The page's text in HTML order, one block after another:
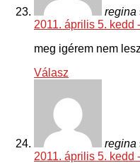
regina
2011. április 5. kedd
meg igérem nem
Válasz
regina
2011. április 5. kedd